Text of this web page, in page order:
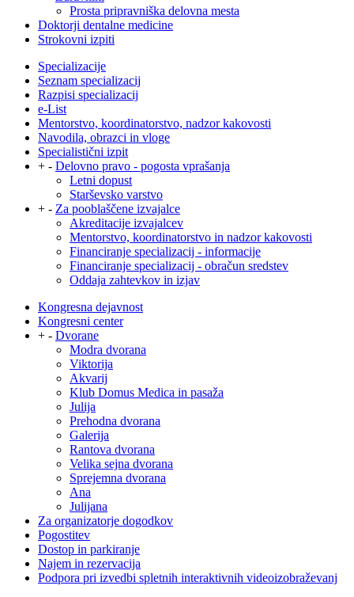
Prosta pripravniška delovna mesta
Doktorji dentalne medicine
Strokovni izpiti
Specializacije
Seznam specializacij
Razpisi specializacij
e-List
Mentorstvo, koordinatorstvo, nadzor kakovosti
Navodila, obrazci in vloge
Specialistični izpit
+ - Delovno pravo - pogosta vprašanja
Letni dopust
Starševsko varstvo
+ - Za pooblaščene izvajalce
Akreditacije izvajalcev
Mentorstvo, koordinatorstvo in nadzor kakovosti
Financiranje specializacij - informacije
Financiranje specializacij - obračun sredstev
Oddaja zahtevkov in izjav
Kongresna dejavnost
Kongresni center
+ - Dvorane
Modra dvorana
Viktorija
Akvarij
Klub Domus Medica in pasaža
Julija
Prehodna dvorana
Galerija
Rantova dvorana
Velika sejna dvorana
Sprejemna dvorana
Ana
Julijana
Za organizatorje dogodkov
Pogostitev
Dostop in parkiranje
Najem in rezervacija
Podpora pri izvedbi spletnih interaktivnih videoizobraževanj